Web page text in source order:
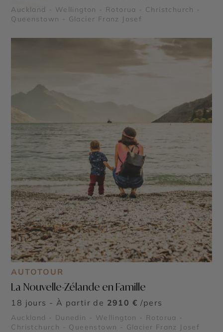
Auckland - Wellington - Rotorua - Christchurch -
Queenstown - Glacier Franz Josef
AUTOTOUR
La Nouvelle-Zélande en Famille
18 jours - À partir de 2910 € /pers
Auckland - Dunedin - Wellington - Rotorua -
Christchurch - Queenstown - Glacier Franz Josef